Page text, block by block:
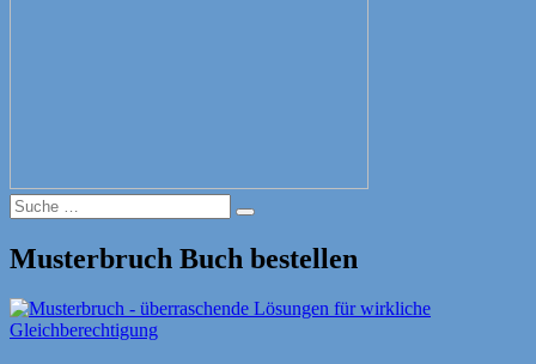
Suche
nach:
Suche
Musterbruch Buch bestellen